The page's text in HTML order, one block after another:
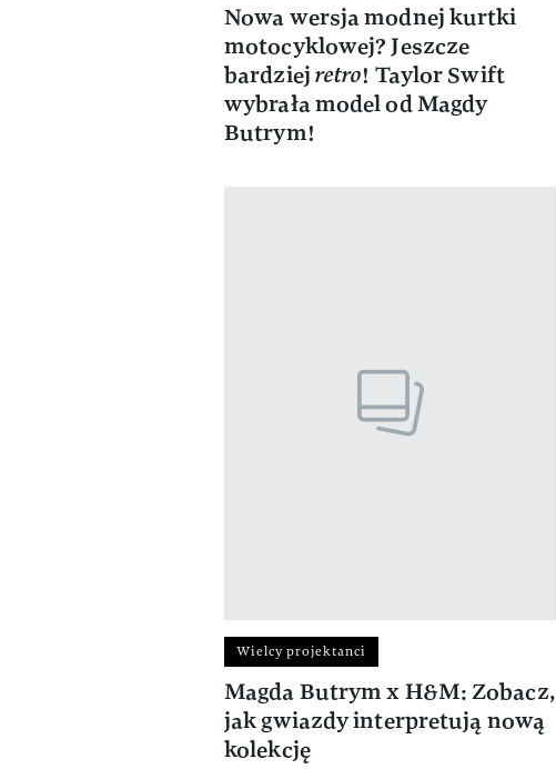
Nowa wersja modnej kurtki
motocyklowej? Jeszcze
bardziejretro! Taylor Swift
wybrała model od Magdy
Butrym!
Wielcy projektanci
Magda Butrym x H&M: Zobacz,
jak gwiazdy interpretują nową
kolekcję